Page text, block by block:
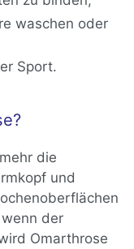
waschen oder
Sport.
die
und
der
Omarthrose